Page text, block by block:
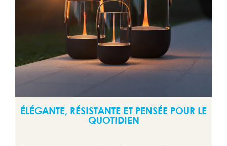
ÉLÉGANTE, RÉSISTANTE ET PENSÉE POUR LE
QUOTIDIEN